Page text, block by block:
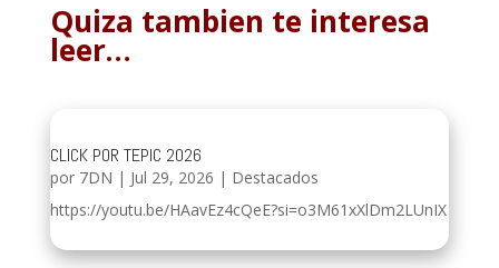
Quiza tambien te interesa
leer…
CLICK POR TEPIC 2026
por 7DN | Jul 29, 2026 | Destacados
https://youtu.be/HAavEz4cQeE?si=o3M61xXlDm2LUnIX